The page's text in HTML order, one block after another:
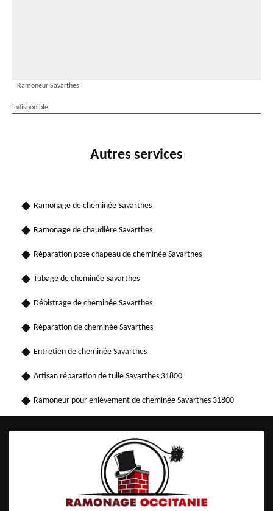
Ramoneur Savarthes
indisponible
Autres services
Ramonage de cheminée Savarthes
Ramonage de chaudière Savarthes
Réparation pose chapeau de cheminée Savarthes
Tubage de cheminée Savarthes
Débistrage de cheminée Savarthes
Réparation de cheminée Savarthes
Entretien de cheminée Savarthes
Artisan réparation de tuile Savarthes 31800
Ramoneur pour enlèvement de cheminée Savarthes 31800